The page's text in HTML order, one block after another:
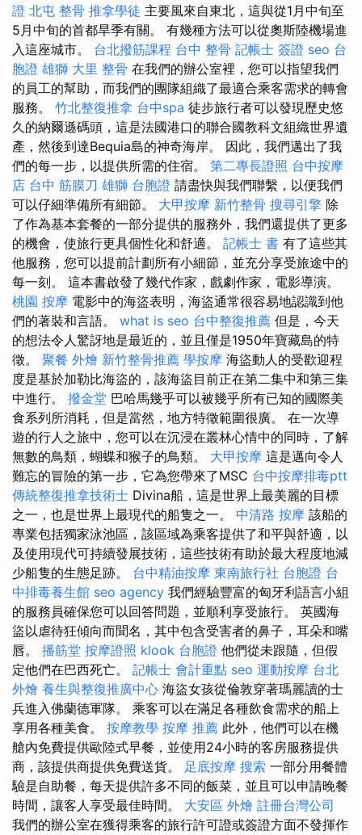
證 北屯 整骨 推拿學徒 主要風來自東北，這與從1月中旬至
5月中旬的首都旱季有關。 有幾種方法可以從奧斯陸機場進
入這座城市。 台北撥筋課程 台中 整骨 記帳士 簽證 seo 台
胞證 雄獅 大里 整骨 在我們的辦公室裡，您可以指望我們
的員工的幫助，而我們的團隊組織了最適合乘客需求的轉會
服務。 竹北整復推拿 台中spa 徒步旅行者可以發現歷史悠
久的納爾遜碼頭，這是法國港口的聯合國教科文組織世界遺
產，然後到達Bequia島的神奇海岸。 因此，我們邁出了我
們的每一步，以提供所需的住宿。 第二專長證照 台中按摩
店 台中 筋膜刀 雄獅 台胞證 請盡快與我們聯繫，以便我們
可以仔細準備所有細節。 大甲按摩 新竹整骨 搜尋引擎 除
了作為基本套餐的一部分提供的服務外，我們還提供了更多
的機會，使旅行更具個性化和舒適。 記帳士 書 有了這些其
他服務，您可以提前計劃所有小細節，並充分享受旅途中的
每一刻。 這本書啟發了幾代作家，戲劇作家，電影導演。
桃園 按摩 電影中的海盜表明，海盜通常很容易地認識到他
們的著裝和言語。 what is seo 台中整復推薦 但是，今天
的想法令人驚訝地是最近的，並且僅是1950年寶藏島的特
徵。 聚餐 外燴 新竹整骨推薦 學按摩 海盜動人的受歡迎程
度是基於加勒比海盜的，該海盜目前正在第二集中和第三集
中進行。 撥金堂 巴哈馬幾乎可以被幾乎所有已知的國際美
食系列所消耗，但是當然，地方特徵範圍很廣。 在一次導
遊的行人之旅中，您可以在沉浸在叢林心情中的同時，了解
無數的鳥類，蝴蝶和猴子的鳥類。 大甲按摩 這是邁向令人
難忘的冒險的第一步，它為您帶來了MSC 台中按摩排毒ptt
傳統整復推拿技術士 Divina船，這是世界上最美麗的目標
之一，也是世界上最現代的船隻之一。 中清路 按摩 該船的
專業包括獨家泳池區，該區域為乘客提供了和平與舒適，以
及使用現代可持續發展技術，這些技術有助於最大程度地減
少船隻的生態足跡。 台中精油按摩 東南旅行社 台胞證 台
中排毒養生館 seo agency 我們經驗豐富的匈牙利語言小組
的服務員確保您可以回答問題，並順利享受旅行。 英國海
盜以虐待狂傾向而聞名，其中包含受害者的鼻子，耳朵和嘴
唇。 播筋堂 按摩證照 klook 台胞證 他們從未跟隨，但假
定他們在巴西死亡。 記帳士 會計重點 seo 運動按摩 台北
外燴 養生與整復推廣中心 海盜女孩從倫敦穿著瑪麗讀的士
兵進入佛蘭德軍隊。 乘客可以在滿足各種飲食需求的船上
享用各種美食。 按摩教學 按摩 推薦 此外，他們可以在機
艙內免費提供歐陸式早餐，並使用24小時的客房服務提供
商，該提供商提供免費送貨。 足底按摩 搜索 一部分用餐體
驗是自助餐，每天提供許多不同的飯菜，並且可以申請晚餐
時間，讓客人享受最佳時間。 大安區 外燴 註冊台灣公司
我們的辦公室在獲得乘客的旅行許可證或簽證方面不發揮作